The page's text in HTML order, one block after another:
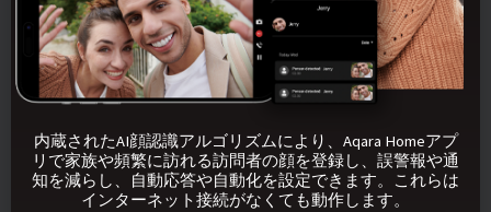
内蔵されたAI顔認識アルゴリズムにより、Aqara Homeアプ
リで家族や頻繁に訪れる訪問者の顔を登録し、誤警報や通
知を減らし、自動応答や自動化を設定できます。これらは
インターネット接続がなくても動作します。